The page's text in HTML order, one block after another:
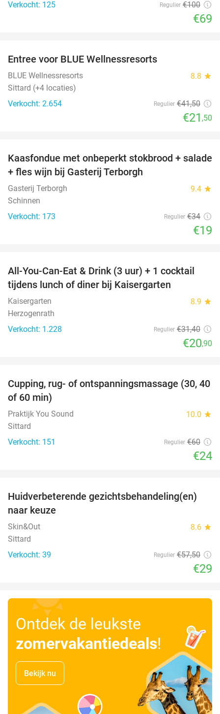
Verkocht: 125 Regulier €100
€69
Entree voor BLUE Wellnessresorts
BLUE Wellnessresorts 8.8 star
Sittard (+4 locaties)
Verkocht: 2.654
Regulier €41,50
€21 ,50
44%
Kaasfondue met onbeperkt stokbrood + salade
+ fles wijn bij Gasterij Terborgh
Gasterij Terborgh 9.4 star
Schinnen
Verkocht: 173
Regulier €34
€19
33%
All-You-Can-Eat & Drink (3 uur) + 1 cocktail
tijdens lunch of diner bij Kaisergarten
Kaisergarten 8.9 star
Herzogenrath
Verkocht: 1.228
Regulier €31,40
€20,90
60%
Cupping, rug- of ontspanningsmassage (30, 40
of 60 min)
Praktijk You Sound 10.0 star
Sittard
Verkocht: 151
Regulier €60
€24
50%
Huidverbeterende gezichtsbehandeling(en)
naar keuze
Skin&Out 8.6 star
Sittard
Verkocht: 39
Regulier €57,50
€29
Ontdek de leukste
zomervakantiedeals!
Bekijk nu